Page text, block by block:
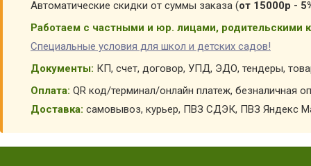
Автоматические скидки от суммы заказа (от 15000р -
Работаем с частными и юр. лицами, родительскими
Специальные условия для школ и детских садов!
Документы: КП, счет, договор, УПД, ЭДО, тендеры,
Оплата: QR код/терминал/онлайн платеж, безналичная
Доставка: самовывоз, курьер, ПВЗ СДЭК, ПВЗ Яндекс